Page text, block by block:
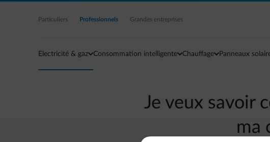
Accéder au contenu principal
Particuliers Professionnels Grandes entreprises
Electricité & gaz Consommation intelligente Chauffage Panneaux
Je veux savoir
ma